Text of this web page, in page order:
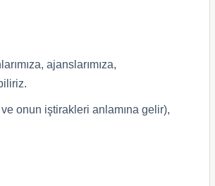
ajanslarımıza,
onun iştirakleri anlamına gelir),